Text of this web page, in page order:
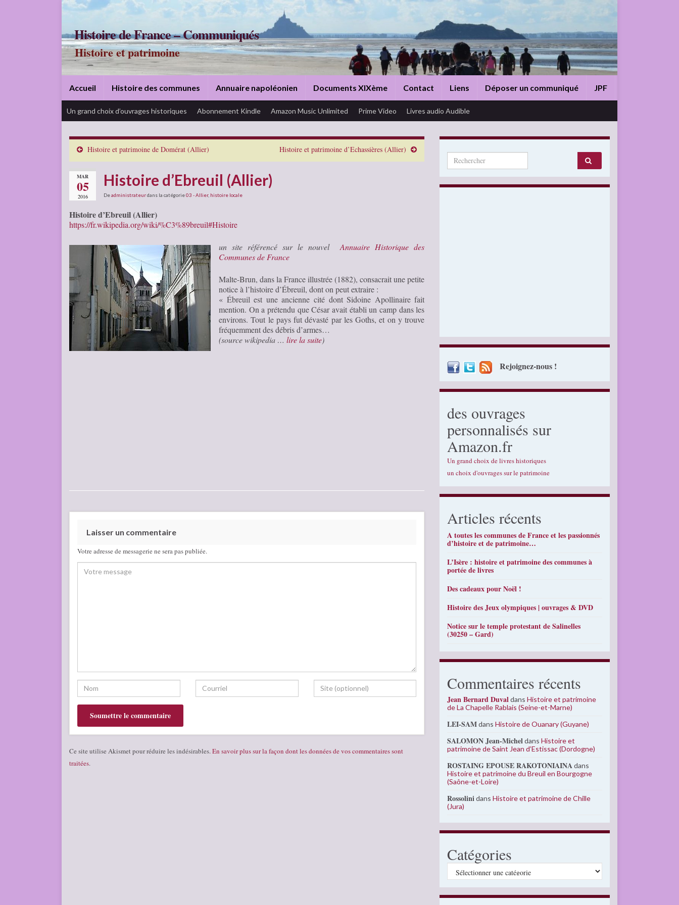
Histoire de France – Communiqués
Histoire et patrimoine
Accueil Histoire des communes Annuaire napoléonien Documents XIXème Contact Liens Déposer un communiqué JPF
Un grand choix d’ouvrages historiques Abonnement Kindle Amazon Music Unlimited Prime Video Livres audio Audible
Histoire et patrimoine de Domérat (Allier) Histoire et patrimoine d’Echassières (Allier)
MAR
05
2016
Histoire d’Ebreuil (Allier)
Deadministrateurdans la catégorie03 - Allier, histoire locale
Histoire d’Ebreuil (Allier)
https://fr.wikipedia.org/wiki/%C3%89breuil#Histoire
un site référencé sur le nouvelAnnuaire Historique des
Communes de France
Malte-Brun, dans la France illustrée (1882), consacrait une petite
notice à l’histoire d’Ébreuil, dont on peut extraire :
« Ébreuil est une ancienne cité dont Sidoine Apollinaire fait
mention. On a prétendu que César avait établi un camp dans les
environs. Tout le pays fut dévasté par les Goths, et on y trouve
fréquemment des débris d’armes…
(source wikipedia … lire la suite)
Laisser un commentaire
Votre adresse de messagerie ne sera pas publiée.
Ce site utilise Akismet pour réduire les indésirables. En savoir plus sur la façon dont les données de vos commentaires sont
traitées.
Search for:
Rejoignez-nous !
des ouvrages
personnalisés sur
Amazon.fr
Un grand choix de livres historiques
un choix d'ouvrages sur le patrimoine
Articles récents
A toutes les communes de France et les passionnés
d’histoire et de patrimoine…
L’Isère : histoire et patrimoine des communes à
portée de livres
Des cadeaux pour Noël !
Histoire des Jeux olympiques | ouvrages & DVD
Notice sur le temple protestant de Salinelles
(30250 – Gard)
Commentaires récents
Jean Bernard DuvaldansHistoire et patrimoine
de La Chapelle Rablais (Seine-et-Marne)
LEI-SAMdansHistoire de Ouanary (Guyane)
SALOMON Jean-MicheldansHistoire et
patrimoine de Saint Jean d’Estissac (Dordogne)
ROSTAING EPOUSE RAKOTONIAINAdans
Histoire et patrimoine du Breuil en Bourgogne
(Saône-et-Loire)
RossolinidansHistoire et patrimoine de Chille
(Jura)
Catégories
Catégories